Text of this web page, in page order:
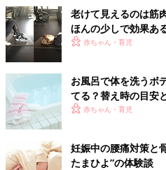
老けて見えるのは筋
ほんの少しで効果あ
赤ちゃん・育児
お風呂で体を洗うボ
てる？替え時の目安
赤ちゃん・育児
妊娠中の腰痛対策と
たまひよ”の体験談